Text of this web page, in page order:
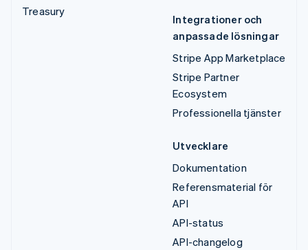
Treasury
Integrationer och
anpassade lösningar
Stripe App Marketplace
Stripe Partner
Ecosystem
Professionella tjänster
Utvecklare
Dokumentation
Referensmaterial för
API
API-status
API-changelog